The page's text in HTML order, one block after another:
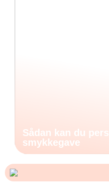
Sådan kan du
smykkegave